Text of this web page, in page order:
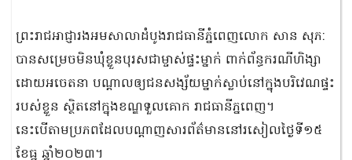
ព្រះរាជអាជ្ញារងអមសាលាដំបូងរាជធានីភ្នំពេញលោក សាន សុភ:
បានសម្រេចមិនឃុំខ្លួនបុរសជាម្ចាស់ផ្ទះម្នាក់ ពាក់ព័ន្ធករណីហិង្សា
ដោយអចេតនា បណ្ដាលឲ្យជនសង្ស័យម្នាក់ស្លាប់នៅក្នុងបរិវេណផ្ទះ
របស់ខ្លួន ស្ថិតនៅក្នុងខណ្ឌទួលគោក រាជធានីភ្នពេញ។
នេះបើតាមប្រភពដែលបណ្តាញសារព័ត៌មាននៅរសៀលថ្ងៃទី១៥
ខែធ្នូ ឆ្នាំ២០២៣។